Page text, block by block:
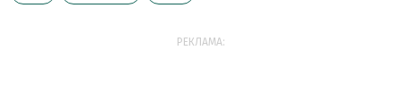
РЕКЛАМА: